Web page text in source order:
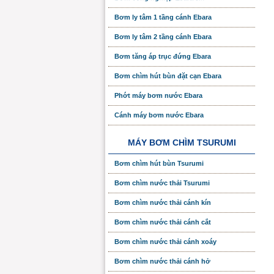
Bơm ly tâm 1 tầng cánh Ebara
Bơm ly tâm 2 tầng cánh Ebara
Bơm tăng áp trục đứng Ebara
Bơm chìm hút bùn đặt cạn Ebara
Phớt máy bơm nước Ebara
Cánh máy bơm nước Ebara
MÁY BƠM CHÌM TSURUMI
Bơm chìm hút bùn Tsurumi
Bơm chìm nước thải Tsurumi
Bơm chìm nước thải cánh kín
Bơm chìm nước thải cánh cắt
Bơm chìm nước thải cánh xoáy
Bơm chìm nước thải cánh hở